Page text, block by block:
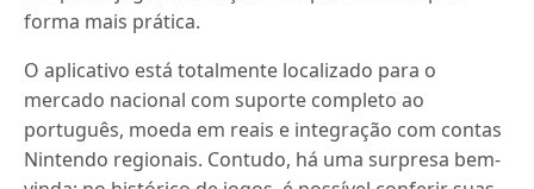
forma mais prática.
O aplicativo está totalmente localizado para o
mercado nacional com suporte completo ao
português, moeda em reais e integração com contas
Nintendo regionais. Contudo, há uma surpresa bem-